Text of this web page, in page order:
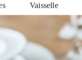
Vaisselle